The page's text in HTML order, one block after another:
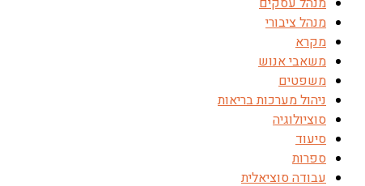
מנהל ציבורי
מקרא
משאבי אנוש
משפטים
ניהול מערכות בריאות
סוציולוגיה
סיעוד
ספרות
עבודה סוציאלית